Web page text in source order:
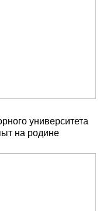
университета
на родине